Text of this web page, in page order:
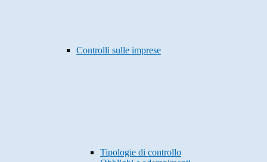
Controlli sulle imprese
Tipologie di controllo